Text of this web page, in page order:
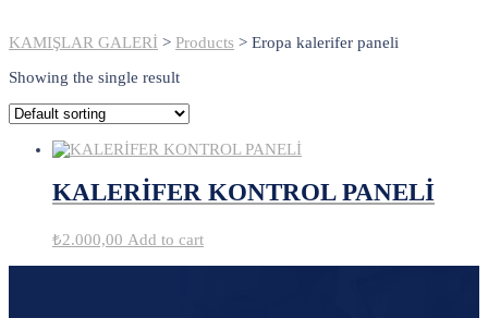
KAMIŞLAR GALERİ > Products > Eropa kalerifer paneli
Showing the single result
KALERİFER KONTROL PANELİ
₺2.000,00 Add to cart